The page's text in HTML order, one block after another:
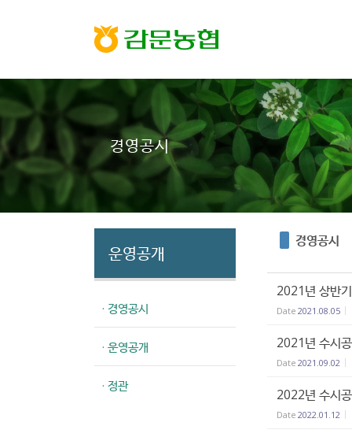
경영공시
운영공개
· 경영공시
· 운영공개
· 정관
경영공시
2021년 상반
Date 2021.08.05
2021년 수시
Date 2021.09.02
2022년 수시
Date 2022.01.12